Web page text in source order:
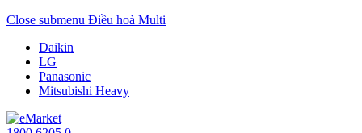
Close submenu Điều hoà Multi
Daikin
LG
Panasonic
Mitsubishi Heavy